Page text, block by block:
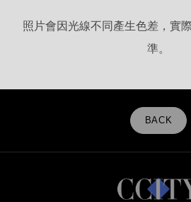
照片會因光線不同產生色差，實
準。
BACK